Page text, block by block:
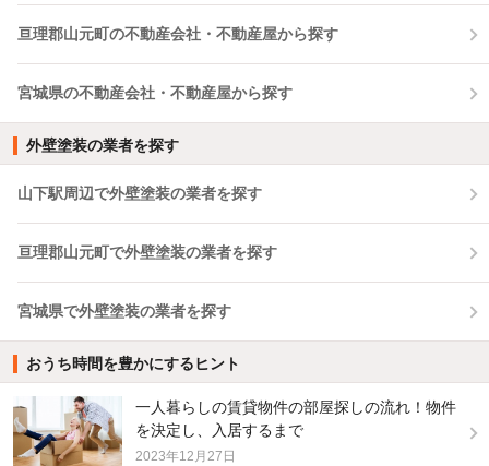
亘理郡山元町の不動産会社・不動産屋から探す
宮城県の不動産会社・不動産屋から探す
外壁塗装の業者を探す
山下駅周辺で外壁塗装の業者を探す
亘理郡山元町で外壁塗装の業者を探す
宮城県で外壁塗装の業者を探す
おうち時間を豊かにするヒント
一人暮らしの賃貸物件の部屋探しの流れ！物件
を決定し、入居するまで
2023年12月27日